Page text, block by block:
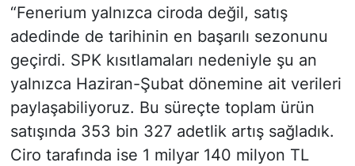
“Fenerium yalnızca ciroda değil, satış
adedinde de tarihinin en başarılı sezonunu
geçirdi. SPK kısıtlamaları nedeniyle şu an
yalnızca Haziran-Şubat dönemine ait verileri
paylaşabiliyoruz. Bu süreçte toplam ürün
satışında 353 bin 327 adetlik artış sağladık.
Ciro tarafında ise 1 milyar 140 milyon TL